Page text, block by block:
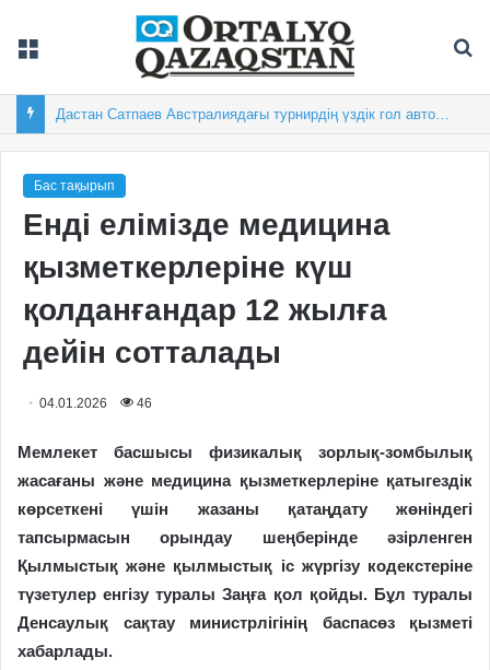
Бас тақырып
Енді елімізде медицина
қызметкерлеріне күш
қолданғандар 12 жылға
дейін сотталады
04.01.2026 46
Мемлекет басшысы физикалық зорлық-зомбылық
жасағаны және медицина қызметкерлеріне қатыгездік
көрсеткені үшін жазаны қатаңдату жөніндегі
тапсырмасын орындау шеңберінде әзірленген
Қылмыстық және қылмыстық іс жүргізу кодекстеріне
түзетулер енгізу туралы Заңға қол қойды. Бұл туралы
Денсаулық сақтау министрлігінің баспасөз қызметі
хабарлады.